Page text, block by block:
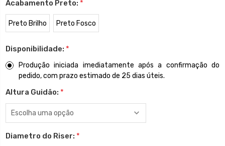
Acabamento Preto: *
Preto Brilho Preto Fosco
Disponibilidade: *
Produção iniciada imediatamente após a confirmação do
pedido, com prazo estimado de 25 dias úteis.
Altura Guidão: *
Diametro do Riser: *